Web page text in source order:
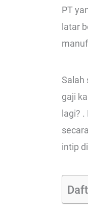
PT
latar
Salah
gaji
lagi?
intip